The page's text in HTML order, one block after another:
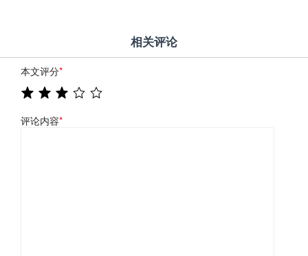
相关评论
本文评分*
评论内容*